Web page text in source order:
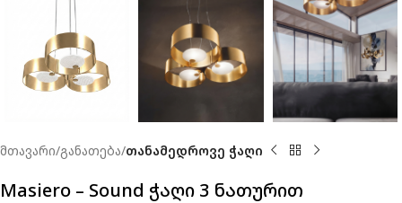
მთავარი განათება თანამედროვე ჭაღი
Masiero – Sound ჭაღი 3 ნათურით